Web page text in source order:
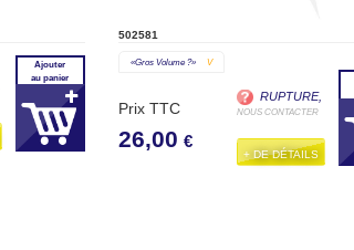
Ajouter
au panier
502581
«gros Volume ?» V
Prix TTC
26,00 €
RUPTURE,
NOUS CONTACTER
+ DE DÉTAILS